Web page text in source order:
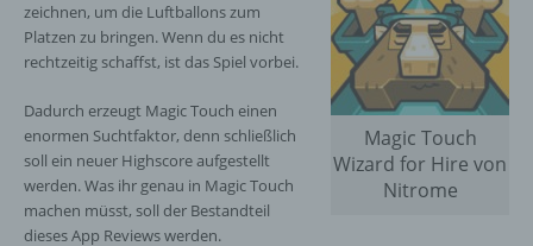
Magic Touch
Wizard for Hire von
Nitrome
zeichnen, um die Luftballons zum
Platzen zu bringen. Wenn du es nicht
rechtzeitig schaffst, ist das Spiel vorbei.
Dadurch erzeugt Magic Touch einen
enormen Suchtfaktor, denn schließlich
soll ein neuer Highscore aufgestellt
werden. Was ihr genau in Magic Touch
machen müsst, soll der Bestandteil
dieses App Reviews werden.